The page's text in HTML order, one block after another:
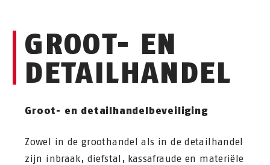
GROOT- EN
DETAILHANDEL
Groot- en detailhandelbeveiliging
Zowel in de groothandel als in de detailhandel
zijn inbraak, diefstal, kassafraude en materiële